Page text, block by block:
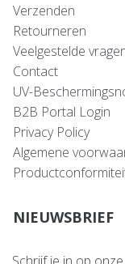
Verzenden
Retourneren
Veelgestelde
Contact
UV-
B2B Portal Login
Privacy Policy
Algemene
NIEUWSBRIEF